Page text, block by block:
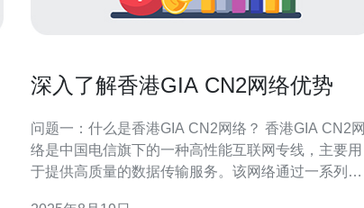
深入了解香港GIA CN2网络优势
问题一：什么是香港GIA CN2网络？ 香港GIA CN2网
络是中国电信旗下的一种高性能互联网专线，主要用
于提供高质量的数据传输服务。该网络通过一系列优